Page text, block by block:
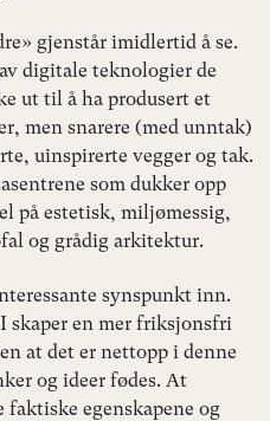
gjenstår imidlertid å se.
digitale teknologier de
ut til å ha produsert et
men snarere (med unntak)
uinspirerte vegger og tak.
som dukker opp
på estetisk, miljømessig,
og grådig arkitektur.
synspunkt inn.
en mer friksjonsfri
at det er nettopp i denne
og ideer fødes. At
egenskapene og